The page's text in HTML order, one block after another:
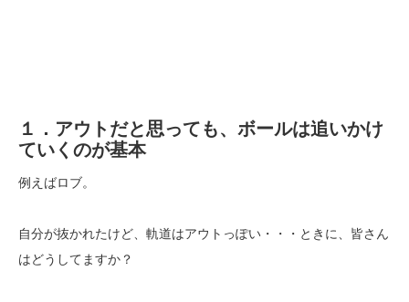
１．アウトだと思っても、ボールは追いかけ
ていくのが基本
例えばロブ。
自分が抜かれたけど、軌道はアウトっぽい・・・ときに、皆さん
はどうしてますか？